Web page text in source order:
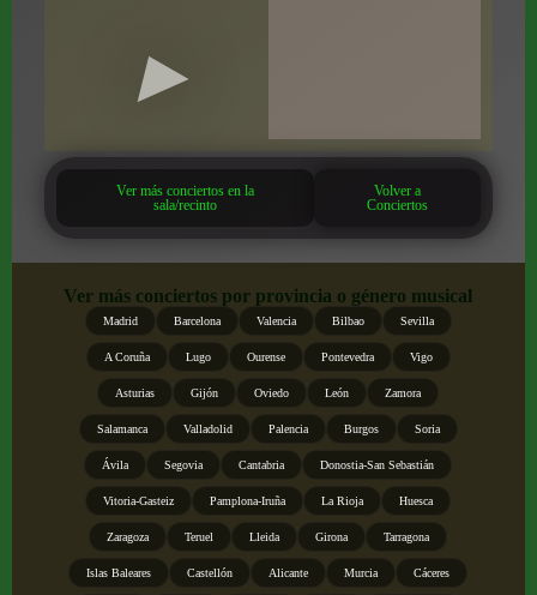
Ver más conciertos en la
sala/recinto
Volver a
Conciertos
Ver más conciertos por provincia o género musical
Madrid Barcelona Valencia Bilbao Sevilla
A Coruña Lugo Ourense Pontevedra Vigo
Asturias Gijón Oviedo León Zamora
Salamanca Valladolid Palencia Burgos Soria
Ávila Segovia Cantabria Donostia-San Sebastián
Vitoria-Gasteiz Pamplona-Iruña La Rioja Huesca
Zaragoza Teruel Lleida Girona Tarragona
Islas Baleares Castellón Alicante Murcia Cáceres